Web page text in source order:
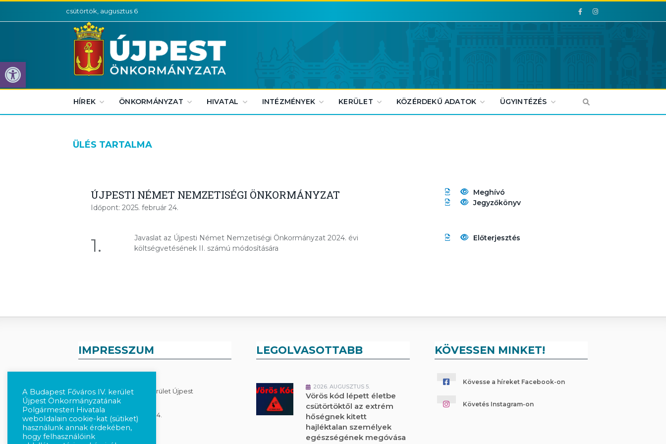
Eszköztár megnyitása
csütörtök, augusztus 6 Facebook
Facebook
HÍREK ÖNKORMÁNYZAT HIVATAL INTÉZMÉNYEK KERÜLET KÖZÉRDEKŰ ADATOK ÜGYINTÉZÉS
ÜLÉS TARTALMA
ÚJPESTI NÉMET NEMZETISÉGI ÖNKORMÁNYZAT
Időpont: 2025. február 24.
Meghívó
Jegyzőkönyv
1.
Javaslat az Újpesti Német Nemzetiségi Önkormányzat 2024. évi
költségvetésének II. számú módosítására
Előterjesztés
IMPRESSZUM
Budapest Főváros IV. Kerület Újpest
Önkormányzata
1041 Budapest, István út 14.
Adatkezelés
LEGOLVASOTTABB
2026. AUGUSZTUS 5.
Vörös kód lépett életbe
csütörtöktől az extrém
hőségnek kitett
hajléktalan személyek
egészségének megóvása
KÖVESSEN MINKET!
Kövesse a híreket Facebook-on
Követés Instagram-on
A Budapest Főváros IV. kerület
Újpest Önkormányzatának
Polgármesteri Hivatala
weboldalain cookie-kat (sütiket)
használunk annak érdekében,
hogy felhasználóink